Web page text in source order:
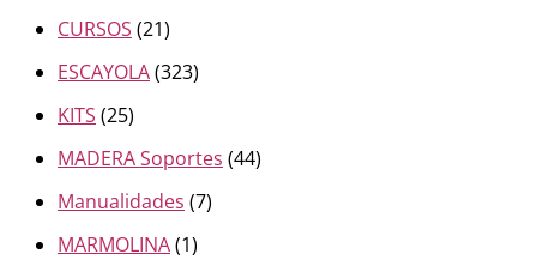
CURSOS (21)
ESCAYOLA(323)
KITS (25)
MADERA Soportes (44)
Manualidades (7)
MARMOLINA(1)